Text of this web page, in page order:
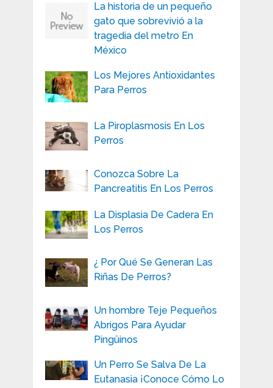
La historia de un pequeño
gato que sobrevivió a la
tragedia del metro En
México
Los Mejores Antioxidantes
Para Perros
La Piroplasmosis En Los
Perros
Conozca Sobre La
Pancreatitis En Los Perros
La Displasia De Cadera En
Los Perros
¿ Por Qué Se Generan Las
Riñas De Perros?
Un hombre Teje Pequeños
Abrigos Para Ayudar
Pingüinos
Un Perro Se Salva De La
Eutanasia ¡Conoce Cómo Lo